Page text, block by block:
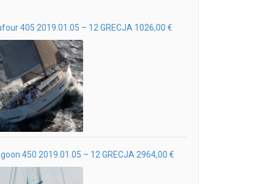
405 2019.01.05 – 12 GRECJA 1026,00 €
450 2019.01.05 – 12 GRECJA 2964,00 €